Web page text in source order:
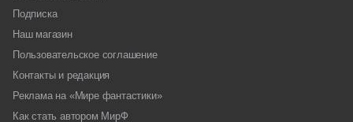
Подписка
Наш магазин
Пользовательское соглашение
Контакты и редакция
Реклама на «Мире фантастики»
Как стать автором МирФ